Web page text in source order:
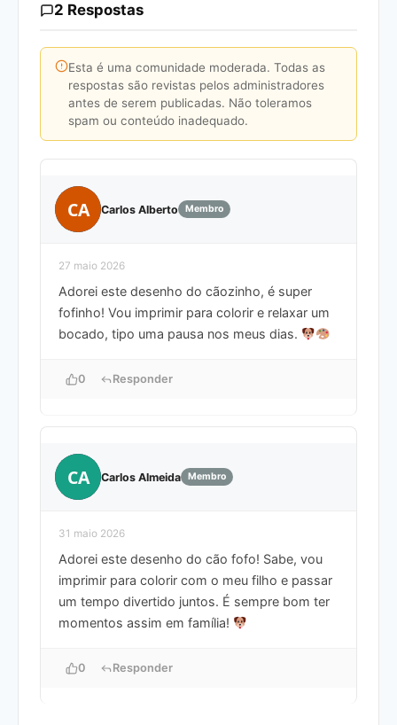
2 Respostas
Esta é uma comunidade moderada. Todas as
respostas são revistas pelos administradores
antes de serem publicadas. Não toleramos
spam ou conteúdo inadequado.
CA Carlos Alberto Membro
27 maio 2026
Adorei este desenho do cãozinho, é super
fofinho! Vou imprimir para colorir e relaxar um
bocado, tipo uma pausa nos meus dias.
0 Responder
CA Carlos Almeida Membro
31 maio 2026
Adorei este desenho do cão fofo! Sabe, vou
imprimir para colorir com o meu filho e passar
um tempo divertido juntos. É sempre bom ter
momentos assim em família!
0 Responder